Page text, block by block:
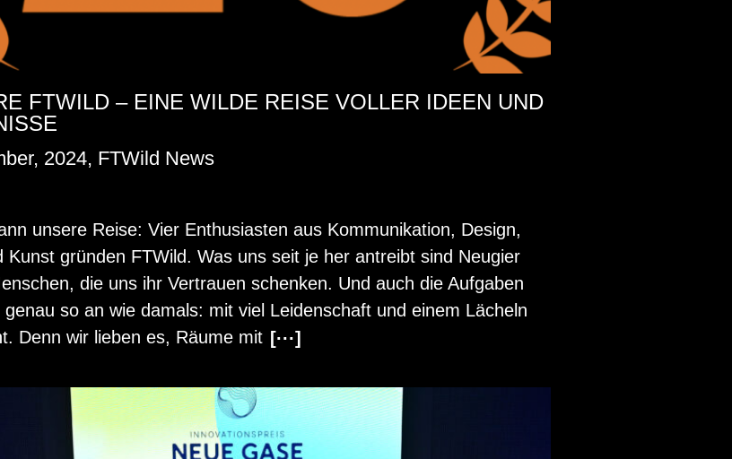
FTWILD – EINE WILDE REISE VOLLER IDEEN UND
2024, FTWild News
un­se­re Reise: Vier En­thu­si­as­ten aus Kom­mu­ni­ka­ti­on, De­sign,
Kunst grün­den FT­Wild. Was uns seit je her an­treibt sind Neu­gier
die uns ihr Ver­trau­en schen­ken. Und auch die Auf­ga­ben
genau so an wie da­mals: mit viel Lei­den­schaft und einem Lä­cheln
Denn wir lie­ben es, Räume mit [···]